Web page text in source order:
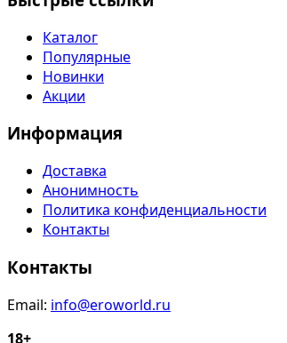
Каталог
Популярные
Новинки
Акции
Информация
Доставка
Анонимность
Политика конфиденциальности
Контакты
Контакты
Email: info@eroworld.ru
18+